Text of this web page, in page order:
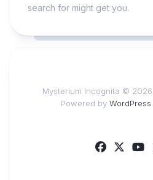
search for might get you.
Mysterium Incognita ©
Powered by WordPress